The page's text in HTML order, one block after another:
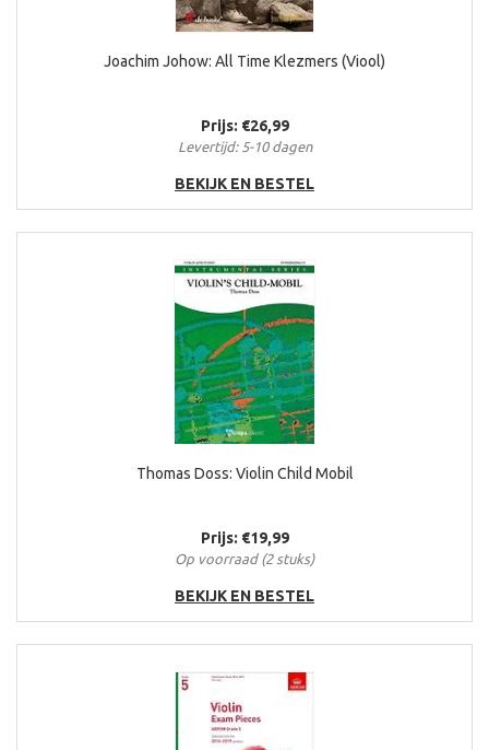
Joachim Johow: All Time Klezmers (Viool)
Prijs: €26,99
Levertijd: 5-10 dagen
BEKIJK EN BESTEL
Thomas Doss: Violin Child Mobil
Prijs: €19,99
Op voorraad (2 stuks)
BEKIJK EN BESTEL